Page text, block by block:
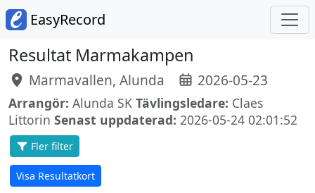
EasyRecord
Resultat Marmakampen
Marmavallen, Alunda 2026-05-23
Arrangör: Alunda SK Tävlingsledare: Claes
Littorin Senast uppdaterad: 2026-05-24 02:01:52
Fler filter
Visa Resultatkort